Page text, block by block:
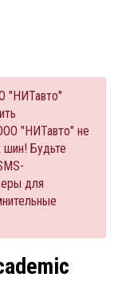
"НИТавто"
"НИТавто" не
шин! Будьте
для